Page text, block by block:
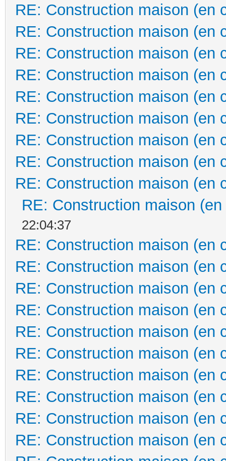
RE: Construction maison (en
RE: Construction maison (en
RE: Construction maison (en
RE: Construction maison (en
RE: Construction maison (en
RE: Construction maison (en
RE: Construction maison (en
RE: Construction maison (en
RE: Construction maison (en
RE: Construction maison
22:04:37
RE: Construction maison (en
RE: Construction maison (en
RE: Construction maison (en
RE: Construction maison (en
RE: Construction maison (en
RE: Construction maison (en
RE: Construction maison (en
RE: Construction maison (en
RE: Construction maison (en
RE: Construction maison (en